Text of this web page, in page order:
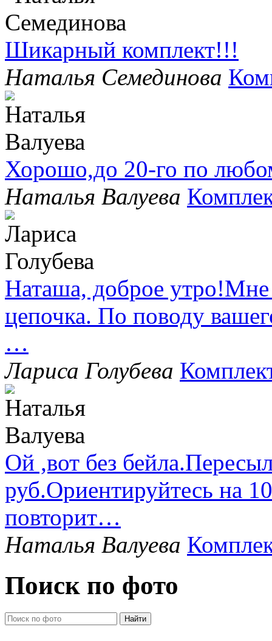
Шикарный комплект!!!
Наталья Семединова
Хорошо,до 20-го по
Наталья Валуева
Наташа, доброе утро!Мне
цепочка. По поводу
…
Лариса Голубева
Ой ,вот без
руб.Ориентируйтесь на
повторит…
Наталья Валуева
Поиск по фото